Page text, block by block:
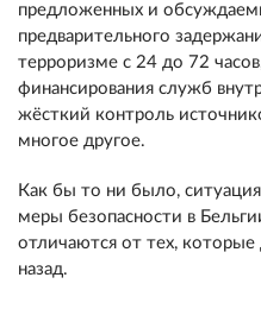
предложенных и
предварительного
терроризме с 24 до 72
финансирования служб
жёсткий контроль
многое другое.
Как бы то ни было,
меры безопасности в
отличаются от тех, которые
назад.